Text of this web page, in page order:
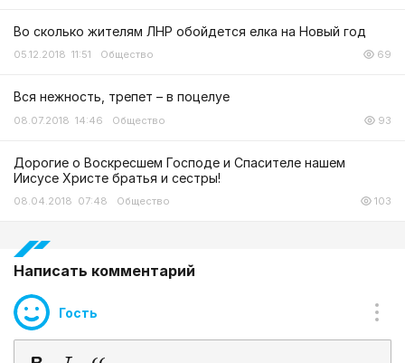
Во сколько жителям ЛНР обойдется елка на Новый год
05.12.2018 11:51 Общество 69
Вся нежность, трепет – в поцелуе
08.07.2018 14:46 Общество 93
Дорогие о Воскресшем Господе и Спасителе нашем
Иисусе Христе братья и сестры!
08.04.2018 07:48 Общество 103
Написать комментарий
Гость